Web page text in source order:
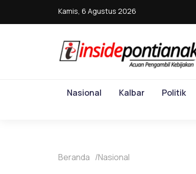
Kamis, 6 Agustus 2026
Nasional Kalbar Politik
Beranda Nasional